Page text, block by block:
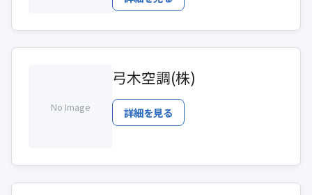
No Image
弓木空調(株)
詳細を見る